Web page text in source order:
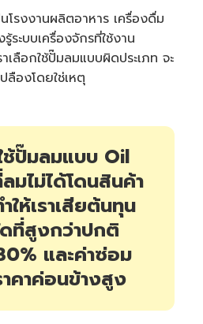
โรงงานผลิตอาหาร เครื่องดื่ม
ระบบเครื่องจักรที่ใช้งาน
เลือกใช้ปั๊มลมแบบผิดประเภท จะ
ลืองโดยใช่เหตุ
ช้ปั๊มลมแบบ Oil
ไม่ได้โดนสินค้า
ให้เราเสียต้นทุน
ที่สูงกว่าปกติ
และค่าซ่อม
คาค่อนข้างสูง